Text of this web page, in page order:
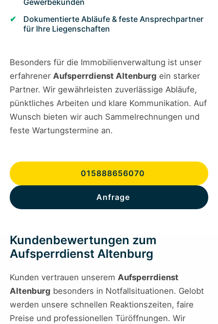
Gewerbekunden
Dokumentierte Abläufe & feste Ansprechpartner
für Ihre Liegenschaften
Besonders für die Immobilienverwaltung ist unser
erfahrener Aufsperrdienst Altenburg ein starker
Partner. Wir gewährleisten zuverlässige Abläufe,
pünktliches Arbeiten und klare Kommunikation. Auf
Wunsch bieten wir auch Sammelrechnungen und
feste Wartungstermine an.
015888656070
Anfrage
Kundenbewertungen zum
Aufsperrdienst Altenburg
Kunden vertrauen unserem Aufsperrdienst
Altenburg besonders in Notfallsituationen. Gelobt
werden unsere schnellen Reaktionszeiten, faire
Preise und professionellen Türöffnungen. Wir